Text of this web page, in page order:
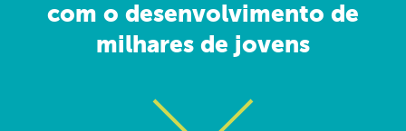
com o desenvolvimento de
milhares de jovens